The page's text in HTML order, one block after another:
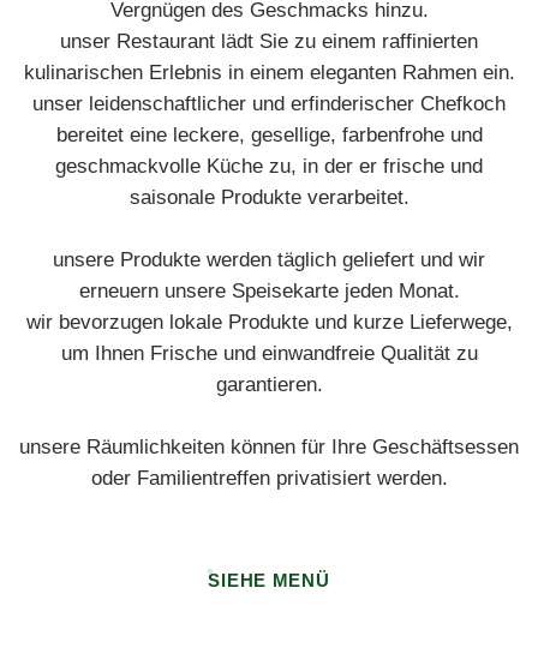
Vergnügen des Geschmacks hinzu.
unser Restaurant lädt Sie zu einem raffinierten
kulinarischen Erlebnis in einem eleganten Rahmen ein.
unser leidenschaftlicher und erfinderischer Chefkoch
bereitet eine leckere, gesellige, farbenfrohe und
geschmackvolle Küche zu, in der er frische und
saisonale Produkte verarbeitet.
unsere Produkte werden täglich geliefert und wir
erneuern unsere Speisekarte jeden Monat.
wir bevorzugen lokale Produkte und kurze Lieferwege,
um Ihnen Frische und einwandfreie Qualität zu
garantieren.
unsere Räumlichkeiten können für Ihre Geschäftsessen
oder Familientreffen privatisiert werden.
SIEHE MENÜ